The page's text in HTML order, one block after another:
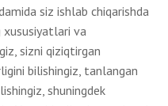
siz ishlab chiqarishda
va
sizni qiziqtirgan
bilishingiz, tanlangan
shuningdek